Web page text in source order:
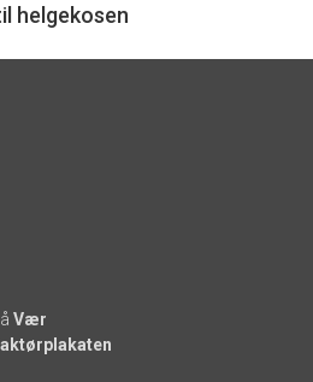
helgekosen
Vær